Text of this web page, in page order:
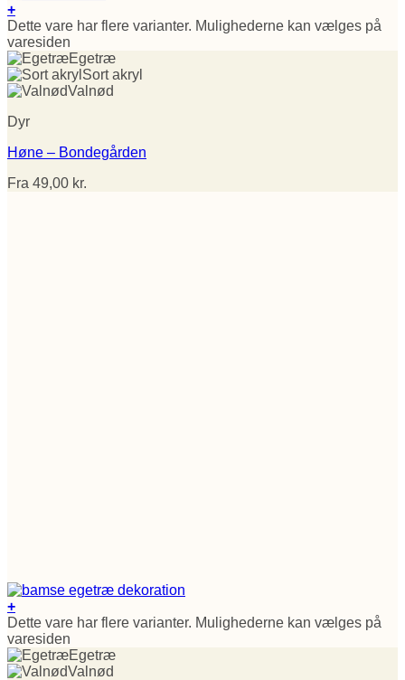
+
Dette vare har flere varianter. Mulighederne kan vælges på
varesiden
Egetræ
Sort akryl
Valnød
Dyr
Høne – Bondegården
Fra 49,00 kr.
+
Dette vare har flere varianter. Mulighederne kan vælges på
varesiden
Egetræ
Valnød